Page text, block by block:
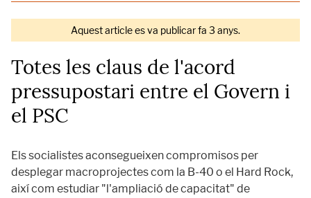
Aquest article es va publicar fa 3 anys.
Totes les claus de l'acord
pressupostari entre el Govern i
el PSC
Els socialistes aconsegueixen compromisos per
desplegar macroprojectes com la B-40 o el Hard Rock,
així com estudiar "l'ampliació de capacitat" de